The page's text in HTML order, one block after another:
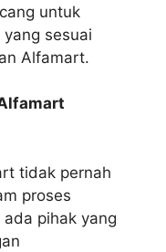
untuk
sesuai
Alfamart.
tidak pernah
proses
pihak yang